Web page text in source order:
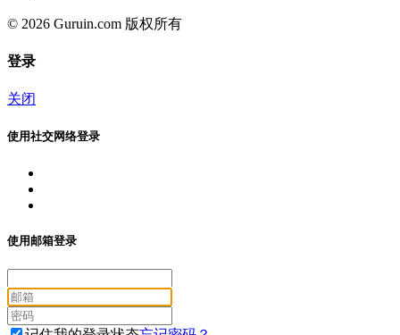
© 2026 Guruin.com 版权所有
登录
关闭
使用社交网络登录
使用邮箱登录